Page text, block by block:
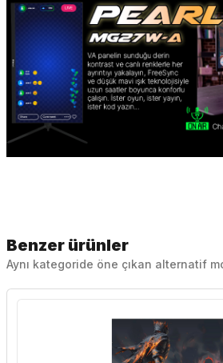
Benzer ürünler
Aynı kategoride öne çıkan alternatif